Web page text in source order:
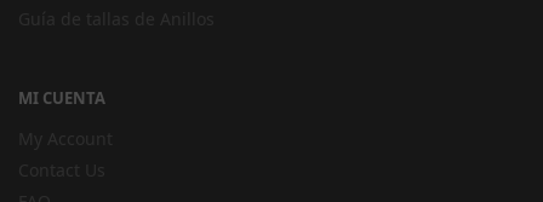
MI CUENTA